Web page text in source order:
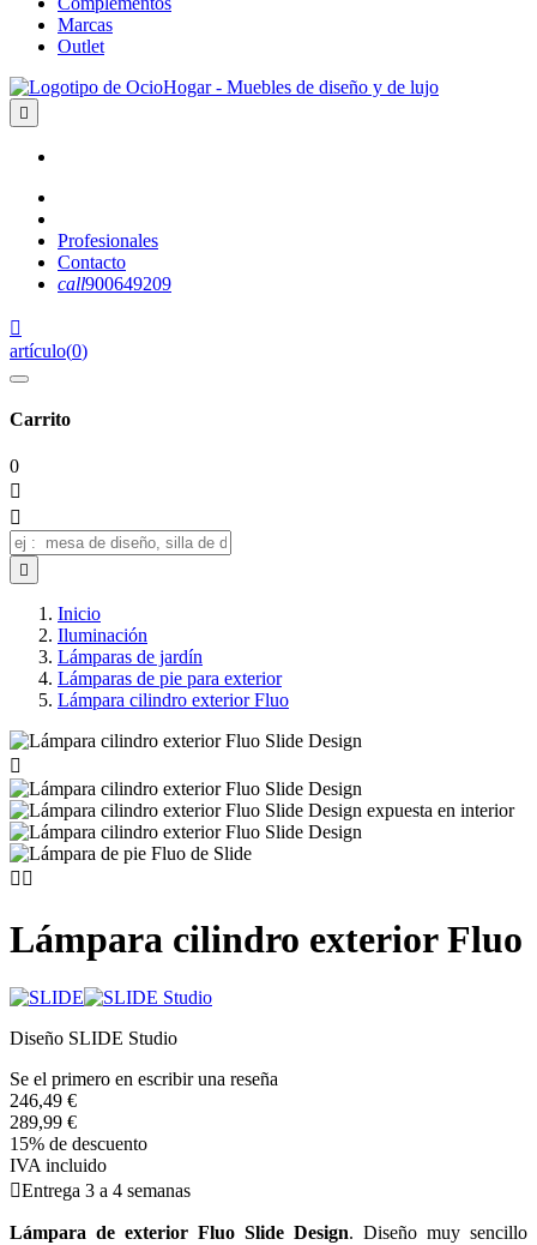
Marcas
Outlet

Profesionales
Contacto
call900649209

artículo(0)
Carrito
0



Inicio
Iluminación
Lámparas de jardín
Lámparas de pie para exterior
Lámpara cilindro exterior Fluo

 
Lámpara cilindro exterior Fluo
Diseño SLIDE Studio
Se el primero en escribir una reseña
246,49 €
289,99 €
15% de descuento
IVA incluido
Entrega 3 a 4 semanas
Lámpara de exterior Fluo Slide Design. Diseño muy sencillo